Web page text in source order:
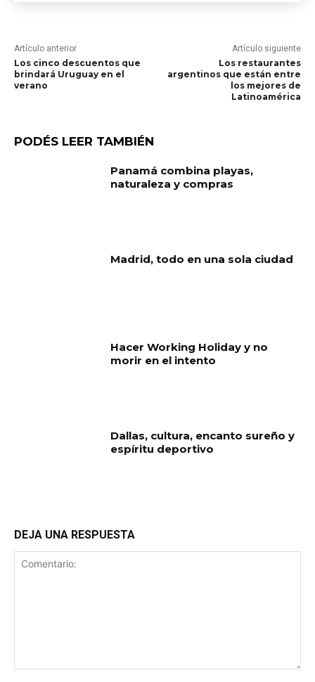
Artículo anterior
Los cinco descuentos que
brindará Uruguay en el
verano
Artículo siguiente
Los restaurantes
argentinos que están entre
los mejores de
Latinoamérica
PODÉS LEER TAMBIÉN
Panamá combina playas,
naturaleza y compras
Madrid, todo en una sola ciudad
Hacer Working Holiday y no
morir en el intento
Dallas, cultura, encanto sureño y
espíritu deportivo
DEJA UNA RESPUESTA